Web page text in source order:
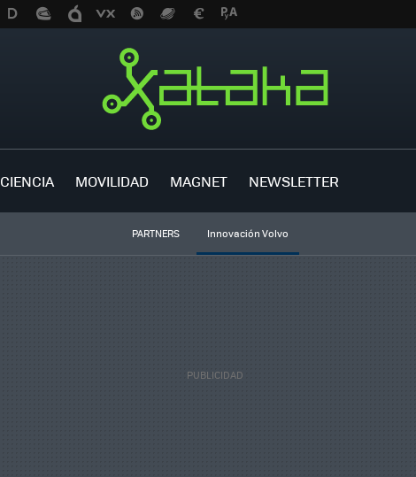
CIENCIA MOVILIDAD MAGNET NEWSLETTER
PARTNERS Innovación Volvo